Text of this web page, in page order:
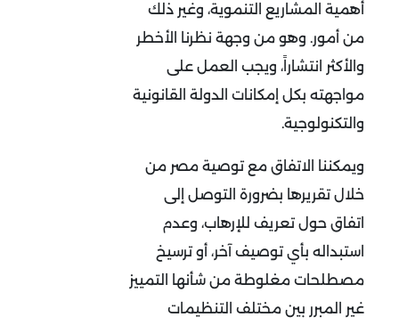
أهمية المشاريع التنموية، وغير ذلك
من أمور. وهو من وجهة نظرنا الأخطر
والأكثر انتشاراً، ويجب العمل على
مواجهته بكل إمكانات الدولة القانونية
والتكنولوجية.
ويمكننا الاتفاق مع توصية مصر من
خلال تقريرها بضرورة التوصل إلى
اتفاق حول تعريف للإرهاب، وعدم
استبداله بأي توصيف آخر، أو ترسيخ
مصطلحات مغلوطة من شأنها التمييز
غير المبرر بين مختلف التنظيمات